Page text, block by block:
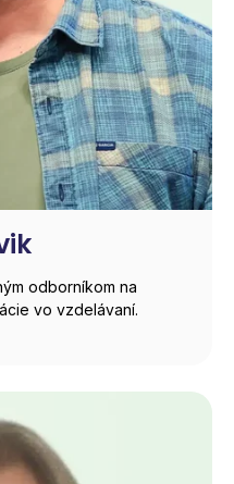
odborníkom na
vo vzdelávaní.